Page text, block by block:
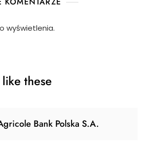
wyświetlenia.
these
Bank Polska S.A.